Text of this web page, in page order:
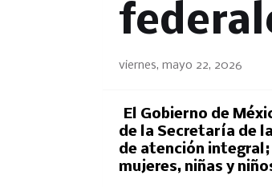
viernes, mayo 22, 2026
El Gobierno de
de la Secretaría de
de atención integral;
mujeres, niñas y